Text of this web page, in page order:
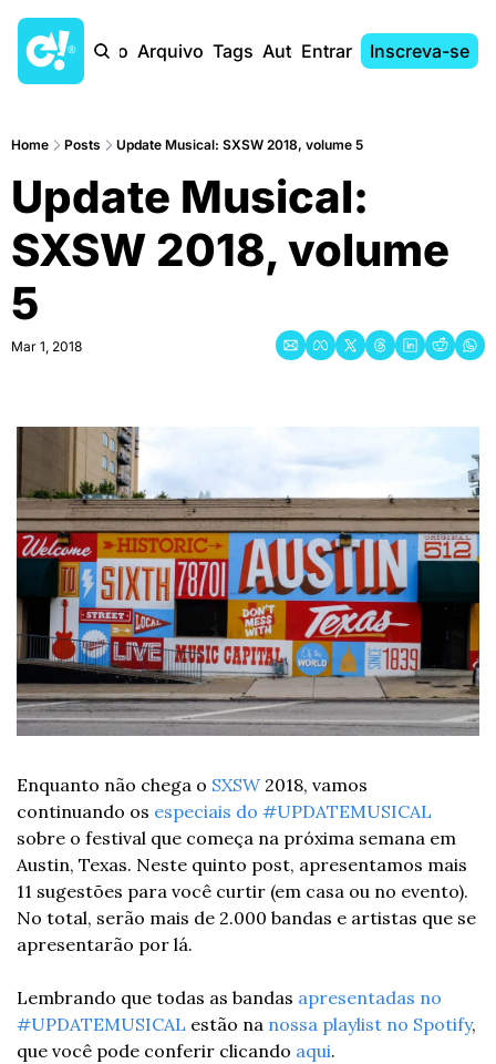
Início Arquivo Tags AutoresEntrar Inscreva-se
Home Posts Update Musical: SXSW 2018, volume 5
Update Musical:
SXSW 2018, volume
5
Mar 1, 2018
Enquanto não chega o SXSW 2018, vamos
continuando os especiais do #UPDATEMUSICAL
sobre o festival que começa na próxima semana em
Austin, Texas. Neste quinto post, apresentamos mais
11 sugestões para você curtir (em casa ou no evento).
No total, serão mais de 2.000 bandas e artistas que se
apresentarão por lá.
Lembrando que todas as bandas apresentadas no
#UPDATEMUSICAL estão na nossa playlist no Spotify,
que você pode conferir clicando aqui.